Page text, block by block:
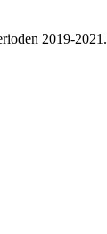
2019-2021.